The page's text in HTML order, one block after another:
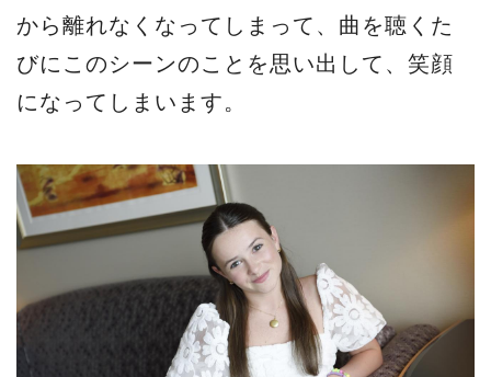
から離れなくなってしまって、曲を聴くた
びにこのシーンのことを思い出して、笑顔
になってしまいます。